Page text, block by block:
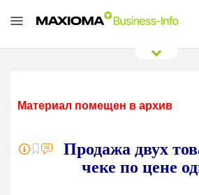
Материал помещен в архив
Продажа двух
чеке по цене